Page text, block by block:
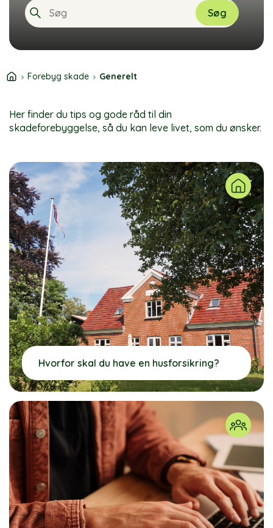
Søg
Forebyg skade Generelt
Her finder du tips og gode råd til din
skadeforebyggelse, så du kan leve livet, som du ønsker.
Hvorfor skal du have en husforsikring?